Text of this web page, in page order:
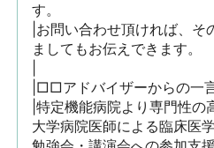
す。
|お問い合わせ頂ければ、そ
ましてもお伝えできます。
|□□アドバイザーからの
|特定機能病院より専門性の
大学病院医師による臨床医